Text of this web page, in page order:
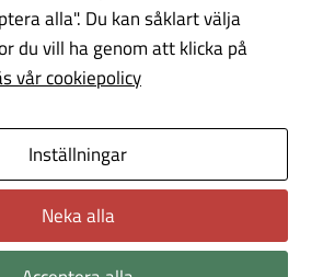
nyhetsbrev!
alla". Du kan såklart välja
du vill ha genom att klicka på
vår cookiepolicy
Inställningar
Neka alla